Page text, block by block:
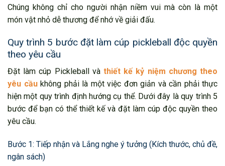
Chúng không chỉ cho người nhận niềm vui mà còn là một
món vật nhỏ dễ thương để nhớ về giải đấu.
Quy trình 5 bước đặt làm cúp pickleball độc quyền
theo yêu cầu
Đặt làm cúp Pickleball và thiết kế kỷ niệm chương theo
yêu cầukhông phải là một việc đơn giản và cần phải thực
hiện một quy trình định hướng cụ thể. Dưới đây là quy trình 5
bước để bạn có thể thiết kế và đặt làm cúp độc quyền theo
yêu cầu.
Bước 1: Tiếp nhận và Lắng nghe ý tưởng (Kích thước, chủ đề,
ngân sách)